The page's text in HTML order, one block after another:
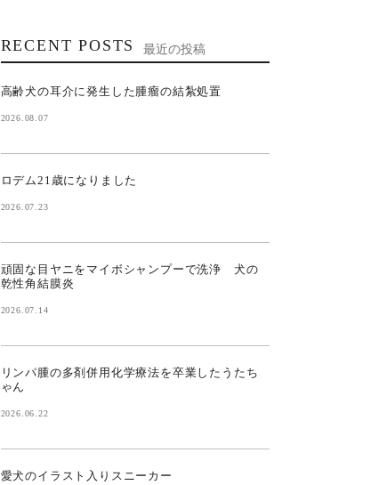
RECENT POSTS 最近の投稿
高齢犬の耳介に発生した腫瘤の結紮処置
2026.08.07
ロデム21歳になりました
2026.07.23
頑固な目ヤニをマイボシャンプーで洗浄 犬の
乾性角結膜炎
2026.07.14
リンパ腫の多剤併用化学療法を卒業したうたち
ゃん
2026.06.22
愛犬のイラスト入りスニーカー